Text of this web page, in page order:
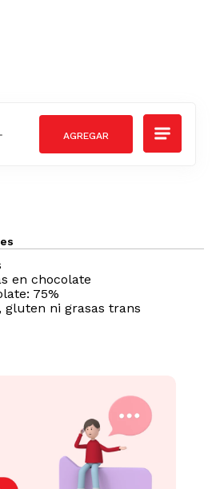
en chocolate
75%
gluten ni grasas trans